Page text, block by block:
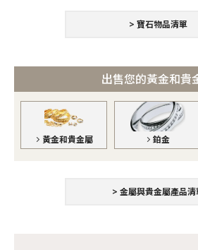
> 寶石物品清單
出售您的黃金和貴
黃金和貴金屬 鉑金
> 金屬與貴金屬產品清